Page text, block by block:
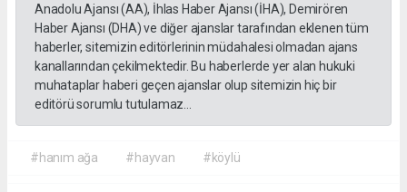
Anadolu Ajansı (AA), İhlas Haber Ajansı (İHA), Demirören
Haber Ajansı (DHA) ve diğer ajanslar tarafından eklenen tüm
haberler, sitemizin editörlerinin müdahalesi olmadan ajans
kanallarından çekilmektedir. Bu haberlerde yer alan hukuki
muhataplar haberi geçen ajanslar olup sitemizin hiç bir
editörü sorumlu tutulamaz...
#hanım ağa #hayvan #köylü